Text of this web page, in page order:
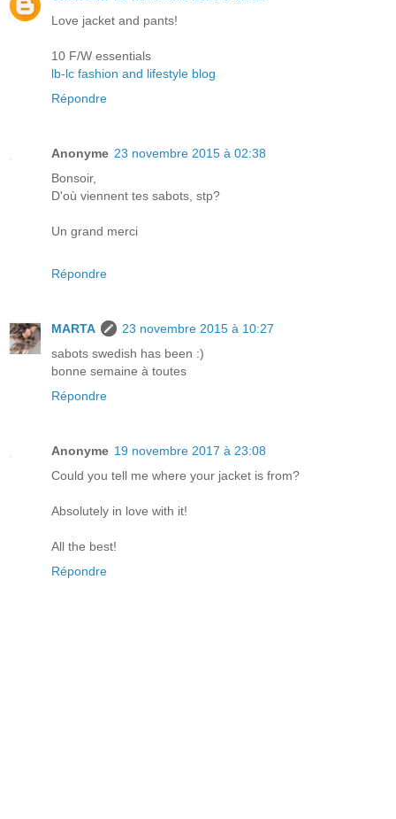
Love jacket and pants!
10 F/W essentials
lb-lc fashion and lifestyle blog
Répondre
Anonyme 23 novembre 2015 à 02:38
Bonsoir,
D'où viennent tes sabots, stp?
Un grand merci
Répondre
MARTA
23 novembre 2015 à 10:27
sabots swedish has been :)
bonne semaine à toutes
Répondre
Anonyme 19 novembre 2017 à 23:08
Could you tell me where your jacket is from?
Absolutely in love with it!
All the best!
Répondre